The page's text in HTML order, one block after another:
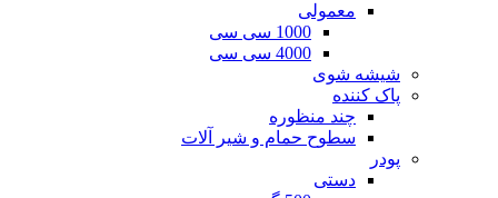
معمولی
1000 سی سی
4000 سی سی
شیشه شوی
پاک کننده
چند منظوره
سطوح حمام و شیر آلات
پودر
دستی